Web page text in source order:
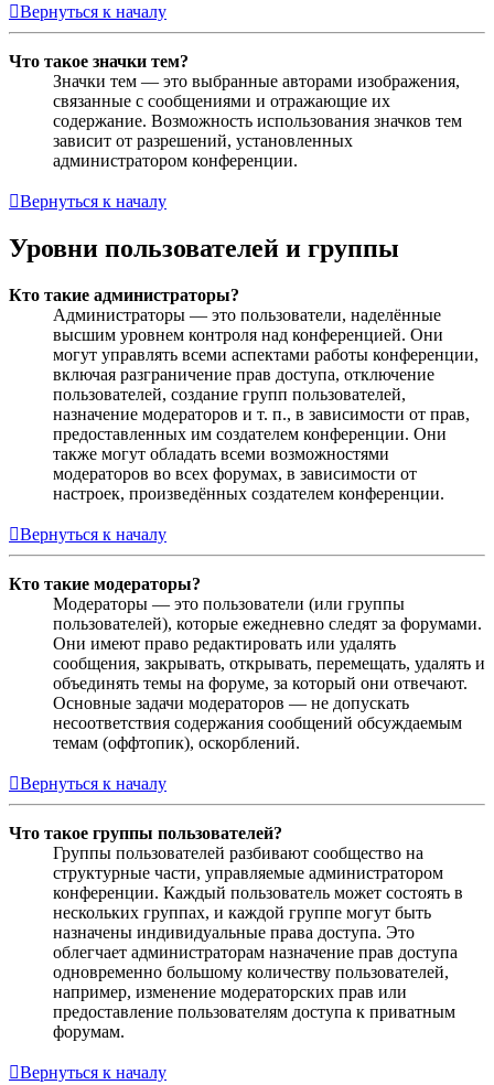
Вернуться к началу
Что такое значки тем?
Значки тем — это выбранные авторами изображения,
связанные с сообщениями и отражающие их
содержание. Возможность использования значков тем
зависит от разрешений, установленных
администратором конференции.
Вернуться к началу
Уровни пользователей и группы
Кто такие администраторы?
Администраторы — это пользователи, наделённые
высшим уровнем контроля над конференцией. Они
могут управлять всеми аспектами работы конференции,
включая разграничение прав доступа, отключение
пользователей, создание групп пользователей,
назначение модераторов и т. п., в зависимости от прав,
предоставленных им создателем конференции. Они
также могут обладать всеми возможностями
модераторов во всех форумах, в зависимости от
настроек, произведённых создателем конференции.
Вернуться к началу
Кто такие модераторы?
Модераторы — это пользователи (или группы
пользователей), которые ежедневно следят за форумами.
Они имеют право редактировать или удалять
сообщения, закрывать, открывать, перемещать, удалять и
объединять темы на форуме, за который они отвечают.
Основные задачи модераторов — не допускать
несоответствия содержания сообщений обсуждаемым
темам (оффтопик), оскорблений.
Вернуться к началу
Что такое группы пользователей?
Группы пользователей разбивают сообщество на
структурные части, управляемые администратором
конференции. Каждый пользователь может состоять в
нескольких группах, и каждой группе могут быть
назначены индивидуальные права доступа. Это
облегчает администраторам назначение прав доступа
одновременно большому количеству пользователей,
например, изменение модераторских прав или
предоставление пользователям доступа к приватным
форумам.
Вернуться к началу